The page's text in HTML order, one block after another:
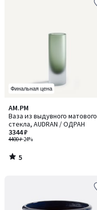
Финальная цена
AM.PM
Ваза из выдувного матового
стекла, AUDRAN / ОДРАН
4400 ₽-24%
3344 ₽
5
/
5
5
/